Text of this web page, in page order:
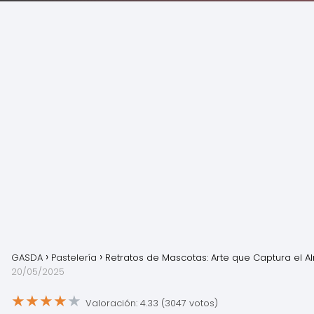
GASDA Pastelería
Retratos de Mascotas: Arte que Captura el
20/05/2025
★★★★★ Valoración: 4.33 (3047 votos)